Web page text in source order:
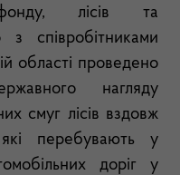
фонду, лісів та
з співробітниками
області проведено
нагляду
смуг лісів вздовж
перебувають у
доріг у